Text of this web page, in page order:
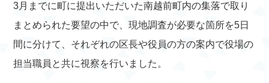
3月までに町に提出いただいた南越前町内の集落で取り
まとめられた要望の中で、現地調査が必要な箇所を5日
間に分けて、それぞれの区長や役員の方の案内で役場の
担当職員と共に視察を行いました。